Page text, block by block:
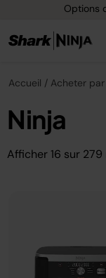
Options
Accueil Acheter
Ninja
Afficher 16 sur 279